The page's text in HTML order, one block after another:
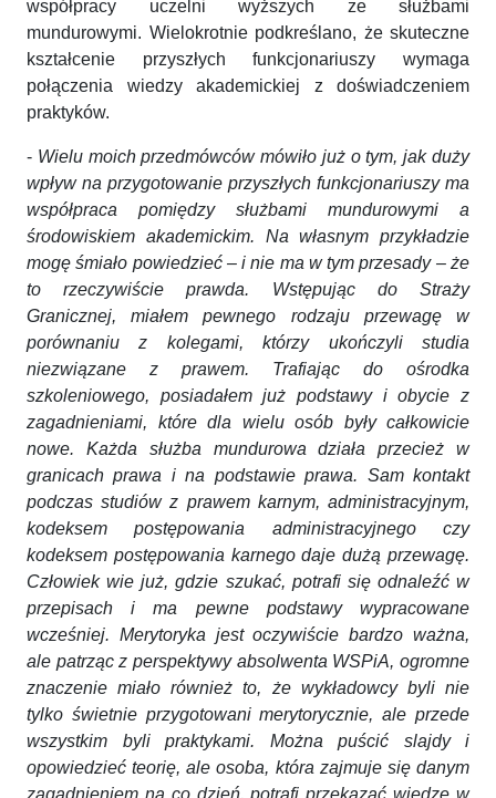
współpracy uczelni wyższych ze służbami
mundurowymi. Wielokrotnie podkreślano, że skuteczne
kształcenie przyszłych funkcjonariuszy wymaga
połączenia wiedzy akademickiej z doświadczeniem
praktyków.
- Wielu moich przedmówców mówiło już o tym, jak duży
wpływ na przygotowanie przyszłych funkcjonariuszy ma
współpraca pomiędzy służbami mundurowymi a
środowiskiem akademickim. Na własnym przykładzie
mogę śmiało powiedzieć – i nie ma w tym przesady – że
to rzeczywiście prawda. Wstępując do Straży
Granicznej, miałem pewnego rodzaju przewagę w
porównaniu z kolegami, którzy ukończyli studia
niezwiązane z prawem. Trafiając do ośrodka
szkoleniowego, posiadałem już podstawy i obycie z
zagadnieniami, które dla wielu osób były całkowicie
nowe. Każda służba mundurowa działa przecież w
granicach prawa i na podstawie prawa. Sam kontakt
podczas studiów z prawem karnym, administracyjnym,
kodeksem postępowania administracyjnego czy
kodeksem postępowania karnego daje dużą przewagę.
Człowiek wie już, gdzie szukać, potrafi się odnaleźć w
przepisach i ma pewne podstawy wypracowane
wcześniej. Merytoryka jest oczywiście bardzo ważna,
ale patrząc z perspektywy absolwenta WSPiA, ogromne
znaczenie miało również to, że wykładowcy byli nie
tylko świetnie przygotowani merytorycznie, ale przede
wszystkim byli praktykami. Można puścić slajdy i
opowiedzieć teorię, ale osoba, która zajmuje się danym
zagadnieniem na co dzień, potrafi przekazać wiedzę w